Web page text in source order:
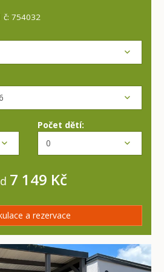
č: 754032
Počet dětí:
7 149 Kč
a rezervace